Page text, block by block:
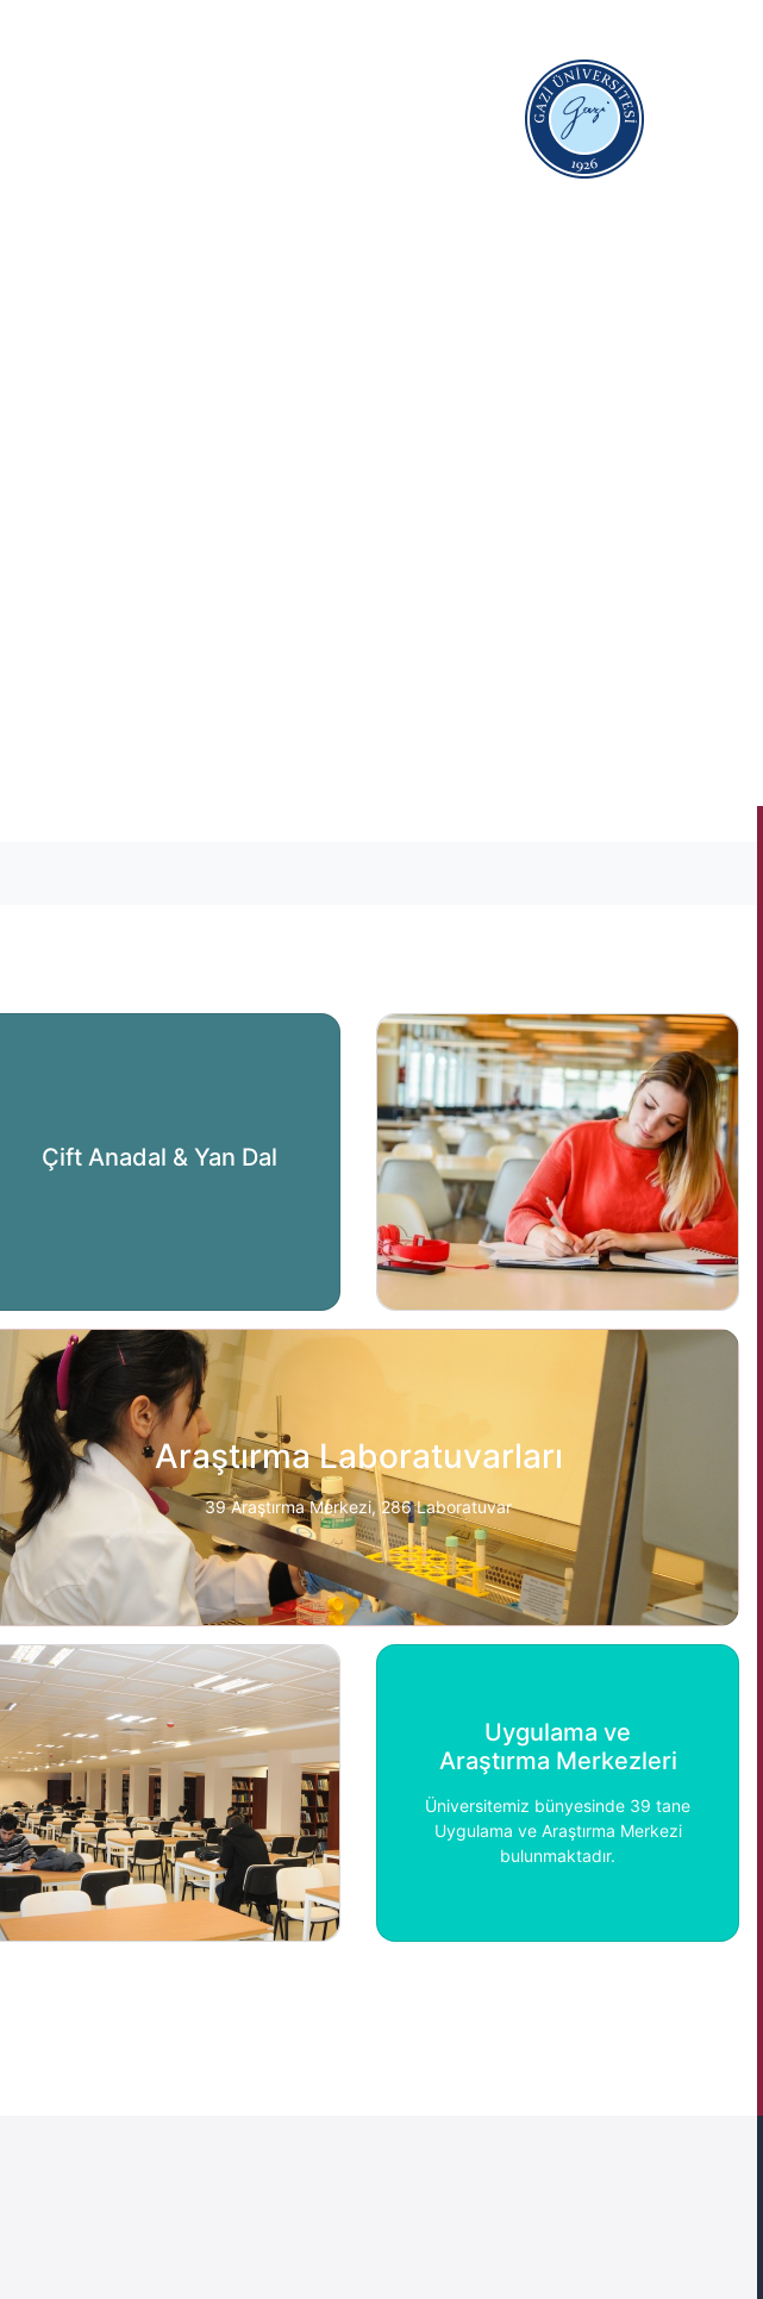
Çift Anadal & Yan Dal
Araştırma Laboratuvarları
39 Araştırma Merkezi, 286 Laboratuvar
Uygulama ve
Araştırma Merkezleri
Üniversitemiz bünyesinde 39 tane
Uygulama ve Araştırma Merkezi
bulunmaktadır.